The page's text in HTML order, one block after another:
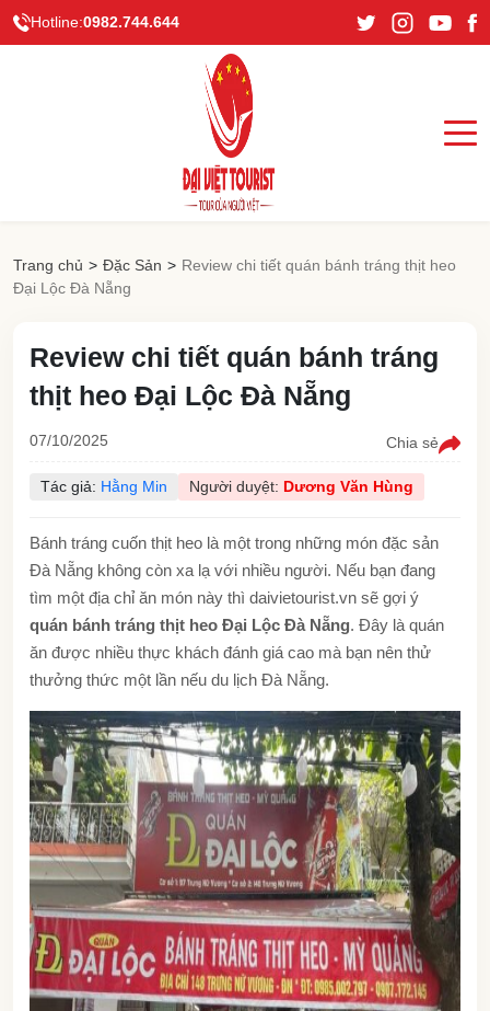
Hotline:0982.744.644
Trang chủ > Đặc Sản > Review chi tiết quán bánh tráng thịt heo
Đại Lộc Đà Nẵng
Review chi tiết quán bánh tráng
thịt heo Đại Lộc Đà Nẵng
07/10/2025 Chia sẻ
Tác giả: Hằng Min Người duyệt: Dương Văn Hùng
Bánh tráng cuốn thịt heo là một trong những món đặc sản
Đà Nẵng không còn xa lạ với nhiều người. Nếu bạn đang
tìm một địa chỉ ăn món này thì daivietourist.vn sẽ gợi ý
quán bánh tráng thịt heo Đại Lộc Đà Nẵng. Đây là quán
ăn được nhiều thực khách đánh giá cao mà bạn nên thử
thưởng thức một lần nếu du lịch Đà Nẵng.